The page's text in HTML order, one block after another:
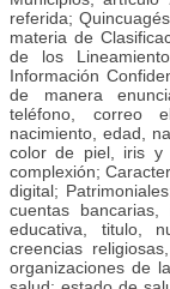
referida;
materia de
de los
Información
de manera
teléfono, correo
nacimiento, edad,
color de piel, iris y
complexión;
digital;
cuentas bancarias,
educativa, titulo,
creencias
organizaciones de